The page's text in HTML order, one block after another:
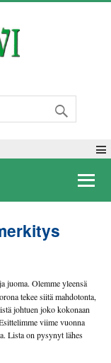
juoma. Olemme yleensä
tekee siitä mahdotonta,
johtuen joko kokonaan
viime vuonna
Lista on pysynyt lähes